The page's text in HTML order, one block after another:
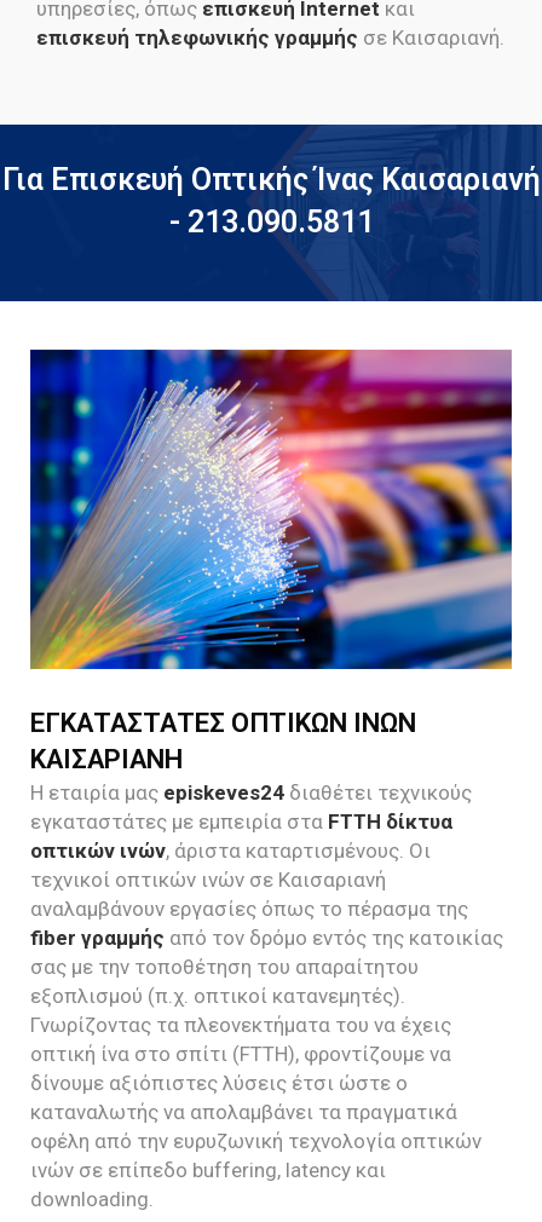
υπηρεσίες, όπως επισκευή Internet και
επισκευή τηλεφωνικής γραμμής σε Καισαριανή.
Για Επισκευή Οπτικής Ίνας Καισαριανή
- 213.090.5811
ΕΓΚΑΤΑΣΤΑΤΕΣ ΟΠΤΙΚΩΝ ΙΝΩΝ
ΚΑΙΣΑΡΙΑΝΗ
Η εταιρία μας episkeves24 διαθέτει τεχνικούς
εγκαταστάτες με εμπειρία στα FTTH δίκτυα
οπτικών ινών, άριστα καταρτισμένους. Οι
τεχνικοί οπτικών ινών σε Καισαριανή
αναλαμβάνουν εργασίες όπως το πέρασμα της
fiber γραμμής από τον δρόμο εντός της κατοικίας
σας με την τοποθέτηση του απαραίτητου
εξοπλισμού (π.χ. οπτικοί κατανεμητές).
Γνωρίζοντας τα πλεονεκτήματα του να έχεις
οπτική ίνα στο σπίτι (FTTH), φροντίζουμε να
δίνουμε αξιόπιστες λύσεις έτσι ώστε ο
καταναλωτής να απολαμβάνει τα πραγματικά
οφέλη από την ευρυζωνική τεχνολογία οπτικών
ινών σε επίπεδο buffering, latency και
downloading.